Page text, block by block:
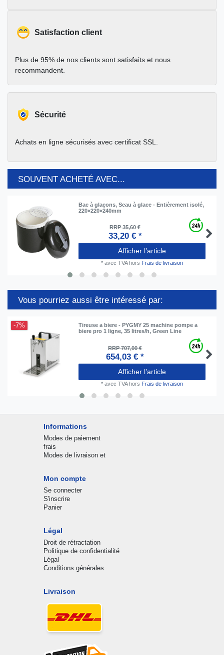
Satisfaction client
Plus de 95% de nos clients sont satisfaits et nous
recommandent.
Sécurité
Achats en ligne sécurisés avec certificat SSL.
SOUVENT ACHETÉ AVEC...
Bac à glaçons, Seau à glace - Entièrement isolé,
220×220×240mm
RRP 35,60 €
33,20 € *
Afficher l’article
* avec TVAhors Frais de livraison
Vous pourriez aussi être intéressé par:
-7%
Tireuse a biere - PYGMY 25 machine pompe a
biere pro 1 ligne, 35 litres/h, Green Line
RRP 707,00 €
654,03 € *
Afficher l’article
* avec TVAhors Frais de livraison
Informations
Modes de paiement
frais
Modes de livraison et
Mon compte
Se connecter
S'inscrire
Panier
Légal
Droit de rétractation
Politique de confidentialité
Légal
Conditions générales
Livraison